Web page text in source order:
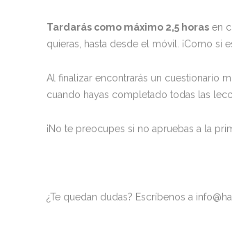
Tardarás como máximo 2,5 horas en
quieras, hasta desde el móvil. ¡Como si
Al finalizar encontrarás un cuestionario
cuando hayas completado todas las
¡No te preocupes si no apruebas a la
¿Te quedan dudas? Escríbenos a